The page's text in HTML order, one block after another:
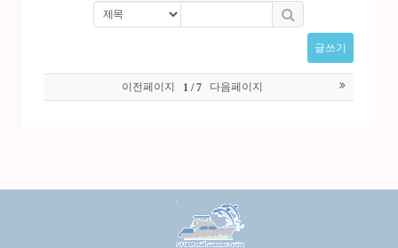
글쓰기
이전페이지 1 / 7 다음페이지